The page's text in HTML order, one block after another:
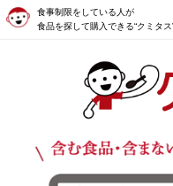
食事制限をしている人が
食品を探して購入できる“クミタス